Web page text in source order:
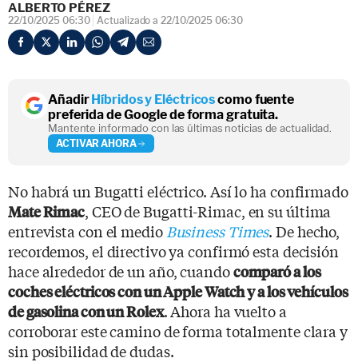
ALBERTO PÉREZ
22/10/2025 06:30 Actualizado a 22/10/2025 06:30
AñadirHíbridos y Eléctricoscomo fuente
preferida de Google de forma gratuita.
Mantente informado con las últimas noticias de actualidad.
ACTIVAR AHORA
No habrá un Bugatti eléctrico. Así lo ha confirmado
Mate Rimac, CEO de Bugatti-Rimac, en su última
entrevista con el medio Business Times. De hecho,
recordemos, el directivo ya confirmó esta decisión
hace alrededor de un año, cuandocomparó a los
coches eléctricos con un Apple Watch y a los vehículos
de gasolina con un Rolex. Ahora ha vuelto a
corroborar este camino de forma totalmente clara y
sin posibilidad de dudas.